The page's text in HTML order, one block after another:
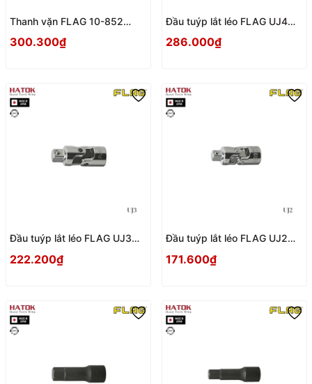
Thanh vặn FLAG 10-852
300.300₫
Đầu tuýp lắt léo FLAG UJ4
286.000₫
Đầu tuýp lắt léo FLAG UJ3
222.200₫
Đầu tuýp lắt léo FLAG UJ2
171.600₫